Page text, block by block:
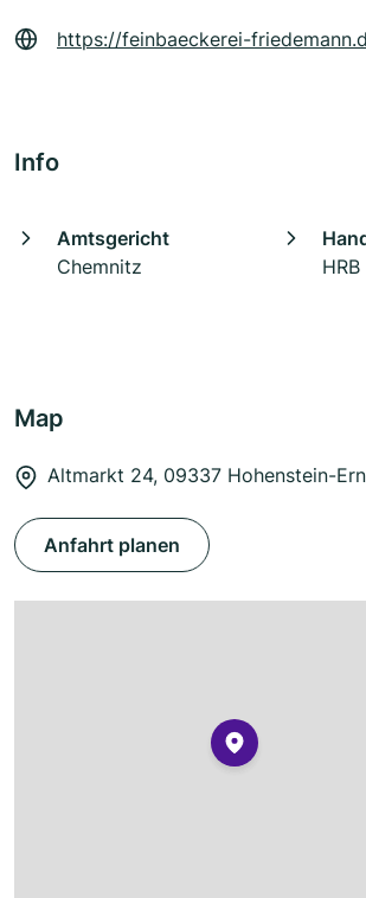
https://feinbaeckerei-
Info
Amtsgericht
Chemnitz
Map
Altmarkt 24, 09337 Hohenstein-
Anfahrt planen